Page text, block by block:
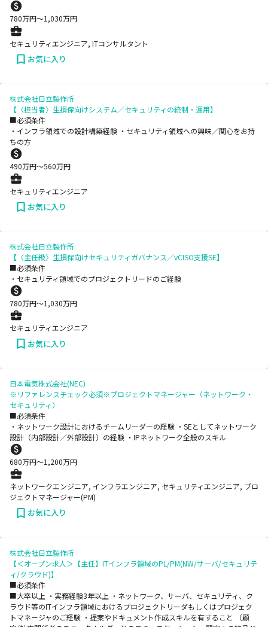
780万円〜1,030万円
セキュリティエンジニア, ITコンサルタント
お気に入り
株式会社日立製作所
【〈担当者〉生損保向けシステム／セキュリティの統制・運用】
■必須条件
・インフラ領域での設計構築経験 ・セキュリティ領域への興味／関心をお持
ちの方
490万円〜560万円
セキュリティエンジニア
お気に入り
株式会社日立製作所
【〈主任級〉生損保向けセキュリティガバナンス／vCISO支援SE】
■必須条件
・セキュリティ領域でのプロジェクトリードのご経験
780万円〜1,030万円
セキュリティエンジニア
お気に入り
日本電気株式会社(NEC)
※リファレンスチェック必須※プロジェクトマネージャー（ネットワーク・
セキュリティ）
■必須条件
・ネットワーク設計におけるチームリーダーの経験 ・SEとしてネットワーク
設計（内部設計／外部設計）の経験 ・IPネットワーク全般のスキル
680万円〜1,200万円
ネットワークエンジニア, インフラエンジニア, セキュリティエンジニア, プロ
ジェクトマネージャー(PM)
お気に入り
株式会社日立製作所
【＜オープン求人＞【主任】ITインフラ領域のPL/PM(NW/サーバ/セキュリテ
ィ/クラウド)】
■必須条件
■大卒以上 ・実務経験3年以上 ・ネットワーク、サーバ、セキュリティ、ク
ラウド等のITインフラ領域におけるプロジェクトリーダもしくはプロジェク
トマネージャのご経験 ・提案やドキュメント作成スキルを有すること （顧